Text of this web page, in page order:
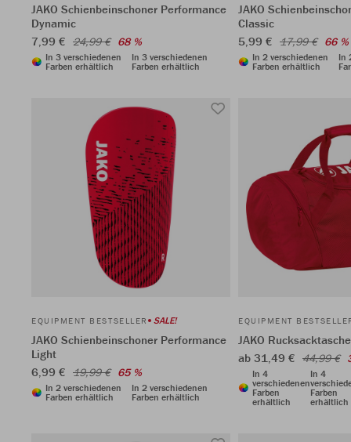
JAKO Schienbeinschoner Performance
Dynamic
7,99 € 24,99 € 68 %
In 3 verschiedenen
Farben erhältlich
In 3 verschiedenen
Farben erhältlich
JAKO
Classic
5,99 € 17,99 € 66 %
In 2 verschiedenen
Farben erhältlich
In
EQUIPMENT BESTSELLER SALE!
JAKO Schienbeinschoner Performance
Light
6,99 € 19,99 € 65 %
In 2 verschiedenen
Farben erhältlich
In 2 verschiedenen
Farben erhältlich
EQUIPMENT
JAKO
ab 31,49 € 44,99 €
In 4
verschiedenen
Farben
erhältlich
In 4
Farben
erhältlich